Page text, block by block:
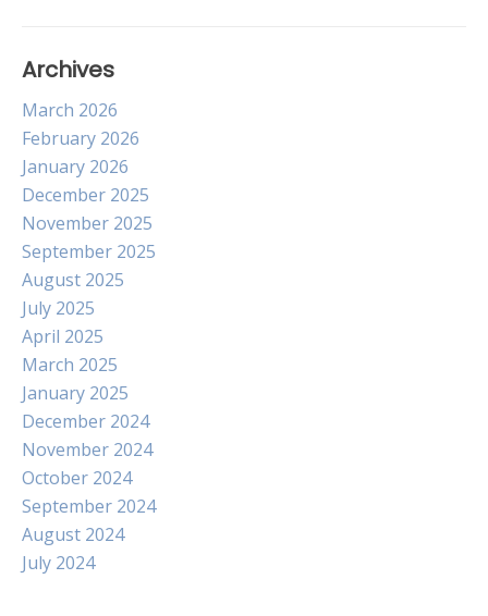
Archives
March 2026
February 2026
January 2026
December 2025
November 2025
September 2025
August 2025
July 2025
April 2025
March 2025
January 2025
December 2024
November 2024
October 2024
September 2024
August 2024
July 2024